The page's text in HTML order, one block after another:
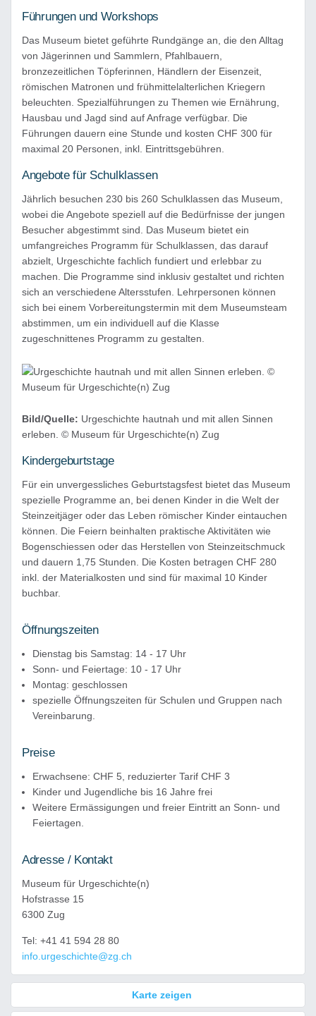
Führungen und Workshops
Das Museum bietet geführte Rundgänge an, die den Alltag
von Jägerinnen und Sammlern, Pfahlbauern,
bronzezeitlichen Töpferinnen, Händlern der Eisenzeit,
römischen Matronen und frühmittelalterlichen Kriegern
beleuchten. Spezialführungen zu Themen wie Ernährung,
Hausbau und Jagd sind auf Anfrage verfügbar. Die
Führungen dauern eine Stunde und kosten CHF 300 für
maximal 20 Personen, inkl. Eintrittsgebühren.
Angebote für Schulklassen
Jährlich besuchen 230 bis 260 Schulklassen das Museum,
wobei die Angebote speziell auf die Bedürfnisse der jungen
Besucher abgestimmt sind. Das Museum bietet ein
umfangreiches Programm für Schulklassen, das darauf
abzielt, Urgeschichte fachlich fundiert und erlebbar zu
machen. Die Programme sind inklusiv gestaltet und richten
sich an verschiedene Altersstufen. Lehrpersonen können
sich bei einem Vorbereitungstermin mit dem Museumsteam
abstimmen, um ein individuell auf die Klasse
zugeschnittenes Programm zu gestalten.
Bild/Quelle: Urgeschichte hautnah und mit allen Sinnen
erleben. © Museum für Urgeschichte(n) Zug
Kindergeburtstage
Für ein unvergessliches Geburtstagsfest bietet das Museum
spezielle Programme an, bei denen Kinder in die Welt der
Steinzeitjäger oder das Leben römischer Kinder eintauchen
können. Die Feiern beinhalten praktische Aktivitäten wie
Bogenschiessen oder das Herstellen von Steinzeitschmuck
und dauern 1,75 Stunden. Die Kosten betragen CHF 280
inkl. der Materialkosten und sind für maximal 10 Kinder
buchbar.
Öffnungszeiten
Dienstag bis Samstag: 14 - 17 Uhr
Sonn- und Feiertage: 10 - 17 Uhr
Montag: geschlossen
spezielle Öffnungszeiten für Schulen und Gruppen nach
Vereinbarung.
Preise
Erwachsene: CHF 5, reduzierter Tarif CHF 3
Kinder und Jugendliche bis 16 Jahre frei
Weitere Ermässigungen und freier Eintritt an Sonn- und
Feiertagen.
Adresse / Kontakt
Museum für Urgeschichte(n)
Hofstrasse 15
6300 Zug
Tel: +41 41 594 28 80
info.urgeschichte@zg.ch
Karte zeigen